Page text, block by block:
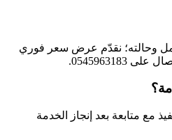
وحالته؛ نقدّم عرض سعر فوري
مع متابعة بعد إنجاز الخدمة